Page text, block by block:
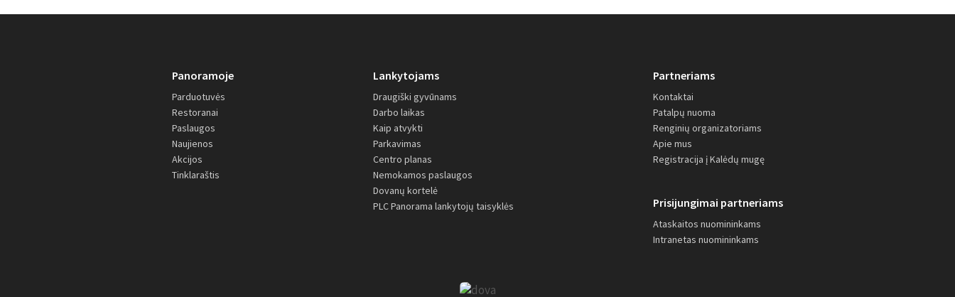
Panoramoje
Parduotuvės
Restoranai
Paslaugos
Naujienos
Akcijos
Tinklaraštis
Lankytojams
Draugiški gyvūnams
Darbo laikas
Kaip atvykti
Parkavimas
Centro planas
Nemokamos paslaugos
Dovanų kortelė
PLC Panorama lankytojų taisyklės
Partneriams
Kontaktai
Patalpų nuoma
Renginių organizatoriams
Apie mus
Registracija į Kalėdų mugę
Prisijungimai partneriams
Ataskaitos nuomininkams
Intranetas nuomininkams